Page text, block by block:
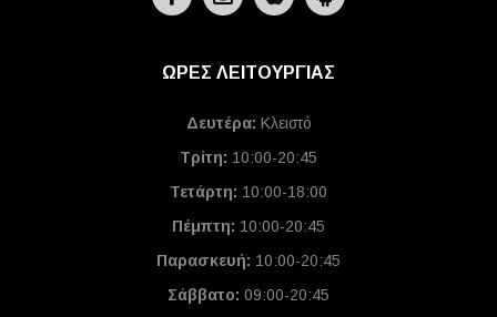
ΩΡΕΣ ΛΕΙΤΟΥΡΓΙΑΣ
Δευτέρα: Κλειστό
Τρίτη: 10:00-20:45
Τετάρτη: 10:00-18:00
Πέμπτη: 10:00-20:45
Παρασκευή: 10:00-20:45
Σάββατο: 09:00-20:45